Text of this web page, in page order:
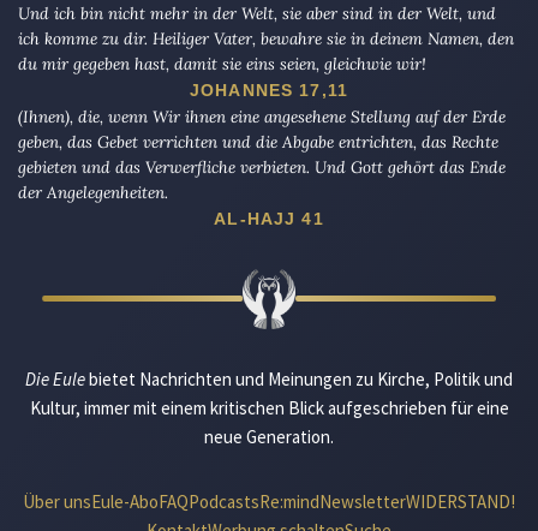
Und ich bin nicht mehr in der Welt, sie aber sind in der Welt, und
ich komme zu dir. Heiliger Vater, bewahre sie in deinem Namen, den
du mir gegeben hast, damit sie eins seien, gleichwie wir!
JOHANNES 17,11
(Ihnen), die, wenn Wir ihnen eine angesehene Stellung auf der Erde
geben, das Gebet verrichten und die Abgabe entrichten, das Rechte
gebieten und das Verwerfliche verbieten. Und Gott gehört das Ende
der Angelegenheiten.
AL-HAJJ 41
Die Eulebietet Nachrichten und Meinungen zu Kirche, Politik und
Kultur, immer mit einem kritischen Blick aufgeschrieben für eine
neue Generation.
Über unsEule-AboFAQPodcastsRe:mindNewsletterWIDERSTAND!